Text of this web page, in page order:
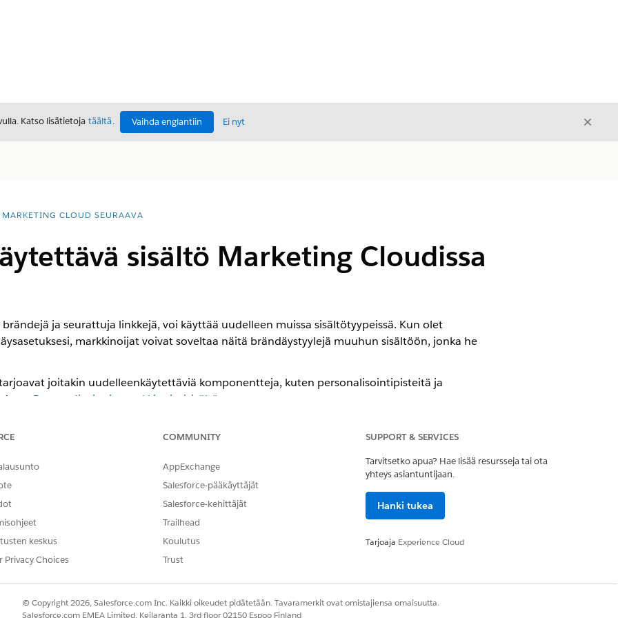
Katso lisätietoja täältä. Vaihda englantiin Ei nyt Sulje
MARKETING CLOUD SEURAAVA
sisältö Marketing Cloudissa
ja seurattuja linkkejä, voi käyttää uudelleen muissa sisältötyypeissä. Kun olet
markkinoijat voivat soveltaa näitä brändäystyylejä muuhun sisältöön, jonka he
joitakin uudelleenkäytettäviä komponentteja, kuten personalisointipisteitä ja
Personalisoinnin markkinointisisältö
markkinointisisältöösi. Määritä yrityksesi värit, fontit, painikkeen tyylit, brändin identiteetti ja sävy. Luo
kattavat kaikki
Marketing Cloud Next -sisältösi
, mutta voit luoda muita brändejä tietyille tapahtumille
luominen ja hallinta
voivat yhdistää tekstiä, kuvia, linkkejä ja painikkeita uudelleenkäytettäviksi sisältöpalikoiksi. Lohkot
Luo eri sisältöpalikoita eri kohdeyleisöille ja käytä variaatio-sääntöjä mukauttaaksesi, mikä lohko
ja hallinta
napsauttavat sisältöä, jota hallitsetMarketing Cloud Next -ominaisuudenulkopuolelta, esimerkiksi
ulkoiseen verkkosivustoon.
keskus
Privacy Choices
COMMUNITY
AppExchange
Salesforce-pääkäyttäjät
Salesforce-kehittäjät
Trailhead
Koulutus
Trust
SUPPORT & SERVICES
Tarvitsetko apua? Hae lisää resursseja tai ota
yhteys asiantuntijaan.
Hanki tukea
Tarjoaja Experience Cloud
© Copyright 2026, Salesforce.com Inc. Kaikki oikeudet pidätetään. Tavaramerkit ovat omistajiensa omaisuutta.
Salesforce.com EMEA Limited, Keilaranta 1, 3rd floor 02150 Espoo Finland